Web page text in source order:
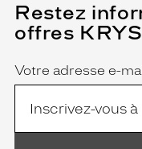
Restez
offres KRYS
Name
Votre adresse e-
(Ce
champ
est
obligatoire)